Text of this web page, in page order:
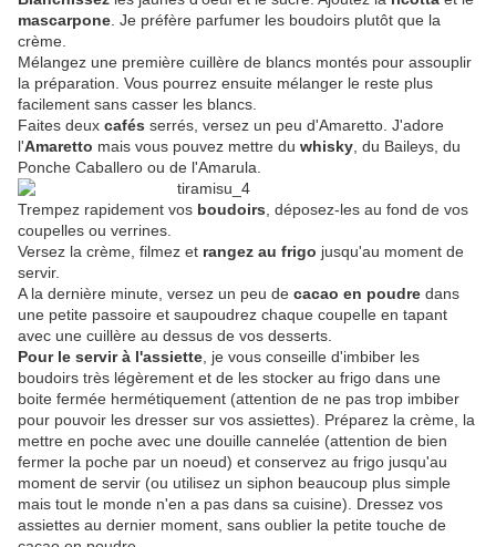
mascarpone . Je préfère parfumer les boudoirs plutôt que la
crème.
Mélangez une première cuillère de blancs montés pour assouplir
la préparation. Vous pourrez ensuite mélanger le reste plus
facilement sans casser les blancs.
Faites deux cafés serrés, versez un peu d'Amaretto. J'adore
l'Amaretto mais vous pouvez mettre du whisky , du Baileys, du
Ponche Caballero ou de l'Amarula.
Trempez rapidement vos boudoirs , déposez-les au fond de vos
coupelles ou verrines.
Versez la crème, filmez et rangez au frigo jusqu'au moment de
servir.
A la dernière minute, versez un peu de cacao en poudre dans
une petite passoire et saupoudrez chaque coupelle en tapant
avec une cuillère au dessus de vos desserts.
Pour le servir à l'assiette , je vous conseille d'imbiber les
boudoirs très légèrement et de les stocker au frigo dans une
boite fermée hermétiquement (attention de ne pas trop imbiber
pour pouvoir les dresser sur vos assiettes). Préparez la crème, la
mettre en poche avec une douille cannelée (attention de bien
fermer la poche par un noeud) et conservez au frigo jusqu'au
moment de servir (ou utilisez un siphon beaucoup plus simple
mais tout le monde n'en a pas dans sa cuisine). Dressez vos
assiettes au dernier moment, sans oublier la petite touche de